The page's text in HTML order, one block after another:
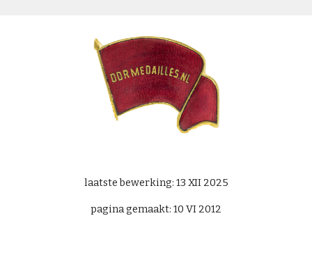
laatste bewerking: 13 XII 2025
pagina gemaakt: 10 VI 2012